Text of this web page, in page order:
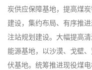
炭供应保障基地，提高煤
建设，集约布局、有序推
注站规划建设。大幅提高
能源基地，以沙漠、戈壁
伏基地。统筹推进现役煤